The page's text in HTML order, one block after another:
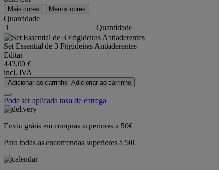
Mais cores Menos cores
Quantidade
Quantidade
Set Essential de 3 Frigideiras Antiaderentes
Editar
443,00 €
incl. IVA
Adicionar ao carrinho Adicionar ao carrinho
Pode ser aplicada taxa de entrega
Envio grátis em compras superiores a 50€
Para todas as encomendas superiores a 50€